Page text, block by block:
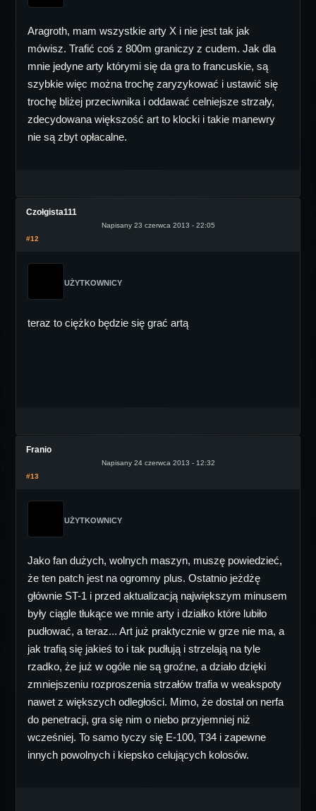
Aragroth, mam wszystkie arty X i nie jest tak jak
mówisz. Trafić coś z 800m graniczy z cudem. Jak dla
mnie jedyne arty którymi się da gra to francuskie, są
szybkie więc można trochę zaryzykować i ustawić się
trochę bliżej przeciwnika i oddawać celniejsze strzały,
zdecydowana większość art to klocki i takie manewry
nie są zbyt opłacalne.
Czołgista111
Napisany 23 czerwca 2013 - 22:05
#12
UŻYTKOWNICY
teraz to ciężko będzie się grać artą
Franio
Napisany 24 czerwca 2013 - 12:32
#13
UŻYTKOWNICY
Jako fan dużych, wolnych maszyn, muszę powiedzieć,
że ten patch jest na ogromny plus. Ostatnio jeżdżę
głównie ST-1 i przed aktualizacją największym minusem
były ciągle tłukące we mnie arty i działko które lubiło
pudłować, a teraz... Art już praktycznie w grze nie ma, a
jak trafią się jakieś to i tak pudłują i strzelają na tyle
rzadko, że już w ogóle nie są groźne, a działo dzięki
zmniejszeniu rozproszenia strzałów trafia w weakspoty
nawet z większych odległości. Mimo, że dostał on nerfa
do penetracji, gra się nim o niebo przyjemniej niż
wcześniej. To samo tyczy się E-100, T34 i zapewne
innych powolnych i kiepsko celujących kolosów.